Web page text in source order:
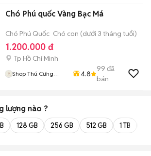
Chó Phú quốc Vàng Bạc Má
Chó Phú Quốc Chó con (dưới 3 tháng tuổi)
1.200.000 đ
Tp Hồ Chí Minh
Shop Thú Cưng
4.8
99 đã
bán
lượng nào ?
128 GB 256 GB 512 GB 1 TB